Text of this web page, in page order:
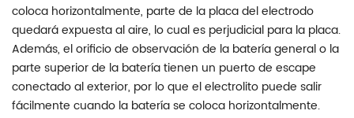
coloca horizontalmente, parte de la placa del electrodo
quedará expuesta al aire, lo cual es perjudicial para la placa.
Además, el orificio de observación de la batería general o la
parte superior de la batería tienen un puerto de escape
conectado al exterior, por lo que el electrolito puede salir
fácilmente cuando la batería se coloca horizontalmente.